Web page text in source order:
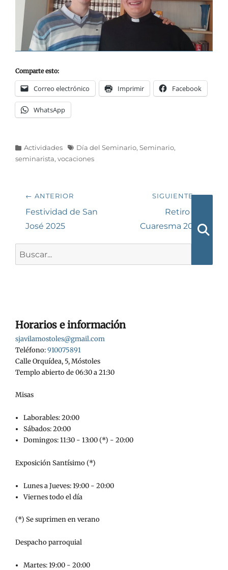
Comparte esto:
Correo electrónico Imprimir Facebook
WhatsApp
Categorías
Actividades Etiquetas
Día del Seminario, Seminario,
seminarista, vocaciones
Navegación
de
entradas
← ANTERIOR
Entrada
anterior:
Festividad de San
José 2025
SIGUIENTE →
entrada:
Retiro de
Cuaresma 2025
Horarios e información
sjavilamostoles@gmail.com
Teléfono:910075891
Calle Orquídea, 5, Móstoles
Templo abierto de 06:30 a 21:30
Misas
Laborables: 20:00
Sábados: 20:00
Domingos: 11:30 - 13:00 (*) - 20:00
Exposición Santísimo (*)
Lunes a Jueves: 19:00 - 20:00
Viernes todo el día
(*) Se suprimen en verano
Despacho parroquial
Martes: 19:00 - 20:00